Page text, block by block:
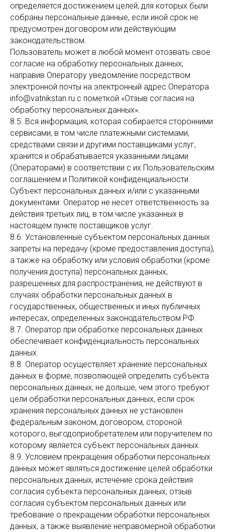
определяется достижением целей, для которых были
собраны персональные данные, если иной срок не
предусмотрен договором или действующим
законодательством.
Пользователь может в любой момент отозвать свое
согласие на обработку персональных данных,
направив Оператору уведомление посредством
электронной почты на электронный адрес Оператора
info@vatnikstan.ru с пометкой «Отзыв согласия на
обработку персональных данных».
8.5. Вся информация, которая собирается сторонними
сервисами, в том числе платежными системами,
средствами связи и другими поставщиками услуг,
хранится и обрабатывается указанными лицами
(Операторами) в соответствии с их Пользовательским
соглашением и Политикой конфиденциальности.
Субъект персональных данных и/или с указанными
документами. Оператор не несет ответственность за
действия третьих лиц, в том числе указанных в
настоящем пункте поставщиков услуг.
8.6. Установленные субъектом персональных данных
запреты на передачу (кроме предоставления доступа),
а также на обработку или условия обработки (кроме
получения доступа) персональных данных,
разрешенных для распространения, не действуют в
случаях обработки персональных данных в
государственных, общественных и иных публичных
интересах, определенных законодательством РФ.
8.7. Оператор при обработке персональных данных
обеспечивает конфиденциальность персональных
данных.
8.8. Оператор осуществляет хранение персональных
данных в форме, позволяющей определить субъекта
персональных данных, не дольше, чем этого требуют
цели обработки персональных данных, если срок
хранения персональных данных не установлен
федеральным законом, договором, стороной
которого, выгодоприобретателем или поручителем по
которому является субъект персональных данных.
8.9. Условием прекращения обработки персональных
данных может являться достижение целей обработки
персональных данных, истечение срока действия
согласия субъекта персональных данных, отзыв
согласия субъектом персональных данных или
требование о прекращении обработки персональных
данных, а также выявление неправомерной обработки